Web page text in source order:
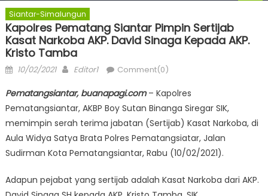
Siantar-Simalungun
Kapolres Pematang Siantar Pimpin Sertijab
Kasat Narkoba AKP. David Sinaga Kepada AKP.
Kristo Tamba
Posted
10/02/2021 Author
Editor1 Comment(0)
Pematangsiantar, buanapagi.com– Kapolres
Pematangsiantar, AKBP Boy Sutan Binanga Siregar SIK,
memimpin serah terima jabatan (Sertijab) Kasat Narkoba, di
Aula Widya Satya Brata Polres Pematangsiatar, Jalan
Sudirman Kota Pematangsiantar, Rabu (10/02/2021).
Adapun pejabat yang sertijab adalah Kasat Narkoba dari AKP.